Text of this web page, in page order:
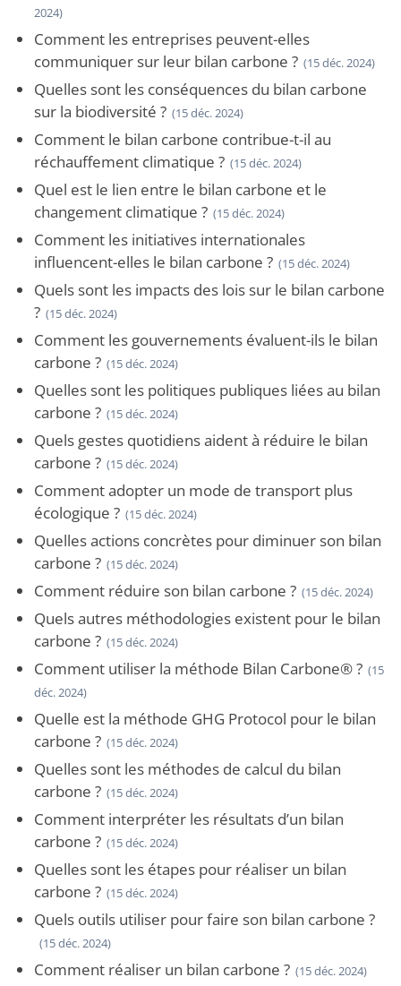
2024)
Comment les entreprises peuvent-elles
communiquer sur leur bilan carbone ? (15 déc. 2024)
Quelles sont les conséquences du bilan carbone
sur la biodiversité ? (15 déc. 2024)
Comment le bilan carbone contribue-t-il au
réchauffement climatique ? (15 déc. 2024)
Quel est le lien entre le bilan carbone et le
changement climatique ? (15 déc. 2024)
Comment les initiatives internationales
influencent-elles le bilan carbone ? (15 déc. 2024)
Quels sont les impacts des lois sur le bilan carbone
? (15 déc. 2024)
Comment les gouvernements évaluent-ils le bilan
carbone ? (15 déc. 2024)
Quelles sont les politiques publiques liées au bilan
carbone ? (15 déc. 2024)
Quels gestes quotidiens aident à réduire le bilan
carbone ? (15 déc. 2024)
Comment adopter un mode de transport plus
écologique ? (15 déc. 2024)
Quelles actions concrètes pour diminuer son bilan
carbone ? (15 déc. 2024)
Comment réduire son bilan carbone ? (15 déc. 2024)
Quels autres méthodologies existent pour le bilan
carbone ? (15 déc. 2024)
Comment utiliser la méthode Bilan Carbone® ? (15
déc. 2024)
Quelle est la méthode GHG Protocol pour le bilan
carbone ? (15 déc. 2024)
Quelles sont les méthodes de calcul du bilan
carbone ? (15 déc. 2024)
Comment interpréter les résultats d’un bilan
carbone ? (15 déc. 2024)
Quelles sont les étapes pour réaliser un bilan
carbone ? (15 déc. 2024)
Quels outils utiliser pour faire son bilan carbone ?
(15 déc. 2024)
Comment réaliser un bilan carbone ? (15 déc. 2024)